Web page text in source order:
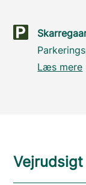
Læs mere
Vejrudsigt